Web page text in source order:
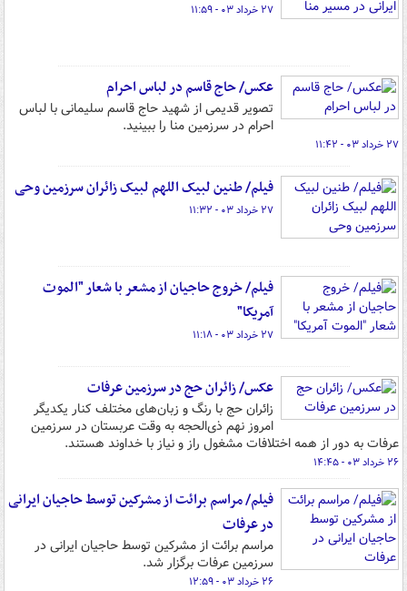
۲۷ خرداد ۰۳ - ۱۱:۵۹
عکس/ حاج قاسم در لباس احرام
تصویر قدیمی از شهید حاج قاسم سلیمانی با لباس
احرام در سرزمین منا را ببینید.
۲۷ خرداد ۰۳ - ۱۱:۴۲
فیلم/ طنین لبیک اللهم لبیک زائران سرزمین وحی
۲۷ خرداد ۰۳ - ۱۱:۳۲
فیلم/ خروج حاجیان از مشعر با شعار "الموت
آمریکا"
۲۷ خرداد ۰۳ - ۱۱:۱۸
عکس/ زائران حج در سرزمین عرفات
زائران حج با رنگ و زبان‌های مختلف کنار یکدیگر
امروز نهم‌ ذی‌الحجه به وقت عربستان در سرزمین
عرفات به دور از همه اختلافات مشغول راز و نیاز با خداوند هستند.
۲۶ خرداد ۰۳ - ۱۴:۴۵
فیلم/ مراسم برائت از مشرکین توسط حاجیان ایرانی
در عرفات
مراسم برائت از مشرکین توسط حاجیان ایرانی در
سرزمین عرفات برگزار شد.
۲۶ خرداد ۰۳ - ۱۲:۵۹